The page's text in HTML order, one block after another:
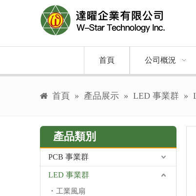
首頁 公司概況
首頁 » 產品展示 » LED 事業群 »
產品類別
PCB 事業群
LED 事業群
工業風扇